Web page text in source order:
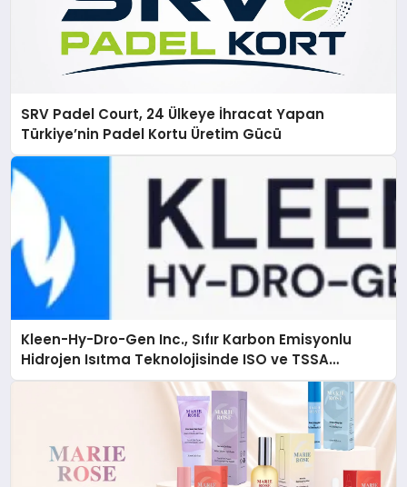
SRV Padel Court, 24 Ülkeye İhracat Yapan
Türkiye’nin Padel Kortu Üretim Gücü
Kleen-Hy-Dro-Gen Inc., Sıfır Karbon Emisyonlu
Hidrojen Isıtma Teknolojisinde ISO ve TSSA
Düzenleyici Onaylarını Aldı